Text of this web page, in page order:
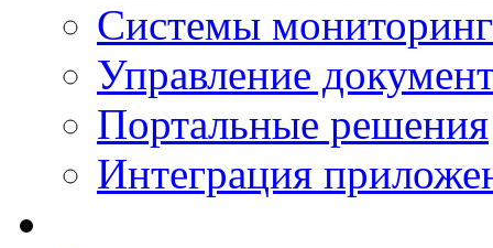
Системы
Управление
Портальные решения
Интеграция